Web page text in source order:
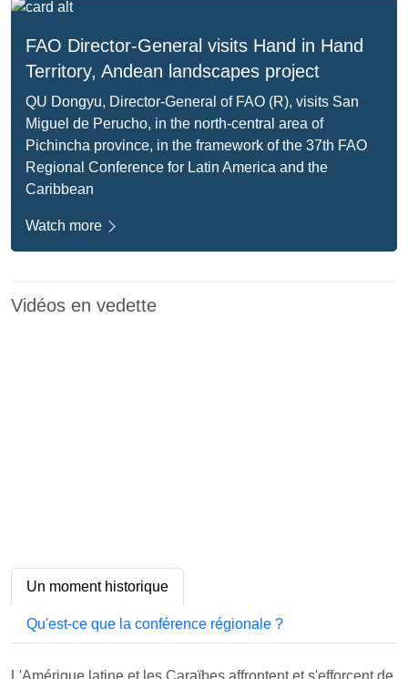
FAO Director-General visits Hand in Hand
Territory, Andean landscapes project
QU Dongyu, Director-General of FAO (R), visits San
Miguel de Perucho, in the north-central area of
Pichincha province, in the framework of the 37th FAO
Regional Conference for Latin America and the
Caribbean
Watch more
Vidéos en vedette
Un moment historique
Qu'est-ce que la conférence régionale ?
L'Amérique latine et les Caraïbes affrontent et s'efforcent de